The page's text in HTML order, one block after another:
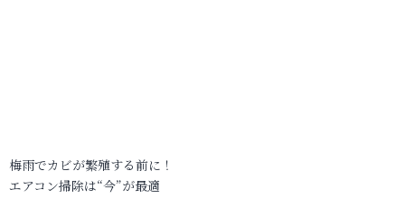
梅雨でカビが繁殖する前に！
エアコン掃除は“今”が最適